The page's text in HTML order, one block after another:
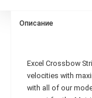
Описание
Excel Crossbow
velocities with
with all of our